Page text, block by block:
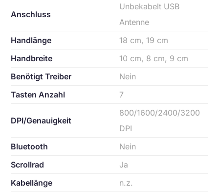
Anschluss
Unbekabelt USB
Antenne
Handlänge
18 cm, 19 cm
Handbreite
10 cm, 8 cm, 9 cm
Benötigt Treiber
Nein
Tasten Anzahl
7
DPI/Genauigkeit
800/1600/2400/3200
DPI
Bluetooth
Nein
Scrollrad
Ja
Kabellänge
n.z.